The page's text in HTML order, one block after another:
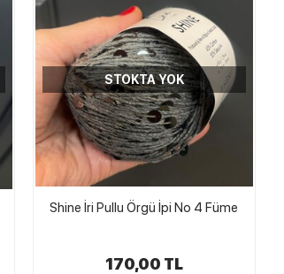
STOKTA YOK
Shine İri Pullu Örgü İpi No 4 Füme
170,00 TL